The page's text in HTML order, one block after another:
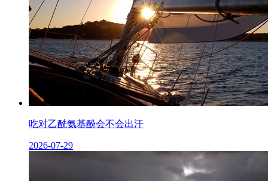
吃对乙酰氨基酚会不会出汗
2026-07-29